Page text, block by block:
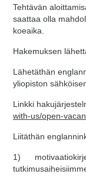
Tehtävän
saattaa olla
koeaika.
Hakemuksen
Lähetäthän
yliopiston
Linkki
with-us/open-
Liitäthän
1) motivaatiokirje